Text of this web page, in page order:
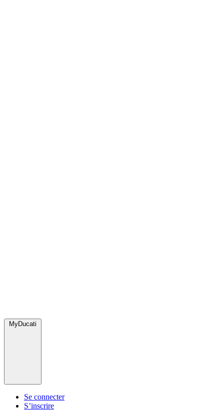
MyDucati
Se connecter
S’inscrire